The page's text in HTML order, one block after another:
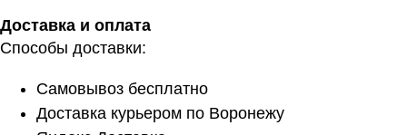
Доставка и оплата
Способы доставки:
Самовывоз бесплатно
Доставка курьером по Воронежу